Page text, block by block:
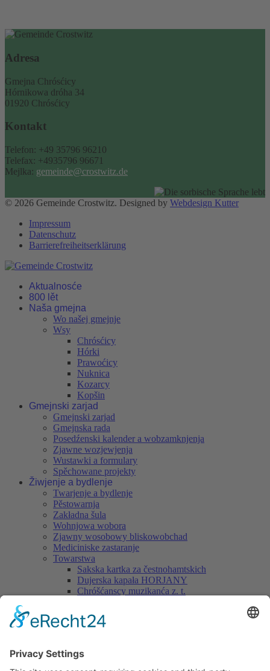
Adresa
Gmejna Chrósćicy
Hórnikowa dróha 34
01920 Chrósćicy
Kontakt
Telefon: +49 35796 96210
Telefax: +4935796 96671
Mejlka: gemeinde@crostwitz.de
© 2026 Gemeinde Crostwitz. Designed by Webdesign Kutter
Impressum
Datenschutz
Barrierefreiheitserklärung
Aktualnosće
800 lět
Naša gmejna
Wo našej gmejnje
Wsy
Chrósćicy
Hórki
Prawoćicy
Nuknica
Kozarcy
Kopšin
Gmejnski zarjad
Gmejnski zarjad
Gmejnska rada
Posedźenski kalender a wobzamknjenja
Zjawne wozjewjenja
Wustawki a formulary
Spěchowane projekty
Žiwjenje a bydlenje
Twarjenje a bydlenje
Pěstowarnja
Zakładna šula
Wohnjowa wobora
Zjawny wosobowy bliskowobchad
Mediciniske zastaranje
Towarstwa
Sakska kartka za čestnohamtskich
Dujerska kapała HORJANY
Chróšćanscy muzikanća z. t.
Nukničan kapałka z. t.
Wjesny klub Nuknica
Serbska lajska dźiwadłowa skupina Chrósćicy
Serbske wjesne towarstwo "Domizna" Chrósćicy